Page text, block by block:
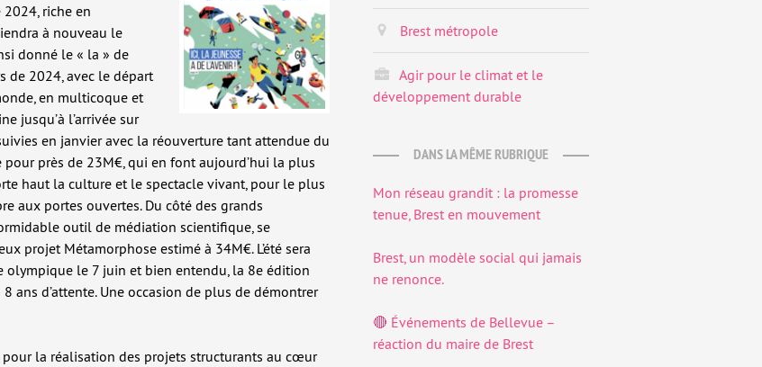
riche en
à nouveau le
donné le « la » de
de 2024, avec le départ
en multicoque et
jusqu’à l’arrivée sur
en janvier avec la réouverture tant attendue du
pour près de 23M€, qui en font aujourd’hui la plus
haut la culture et le spectacle vivant, pour le plus
aux portes ouvertes. Du côté des grands
outil de médiation scientifique, se
projet Métamorphose estimé à 34M€. L’été sera
olympique le 7 juin et bien entendu, la 8e édition
ans d’attente. Une occasion de plus de démontrer
pour la réalisation des projets structurants au cœur
Brest métropole
Agir pour le climat et le
développement durable
DANS LA MÊME RUBRIQUE
Mon réseau grandit : la promesse
tenue, Brest en mouvement
Brest, un modèle social qui jamais
ne renonce.
🔴 Événements de Bellevue –
réaction du maire de Brest